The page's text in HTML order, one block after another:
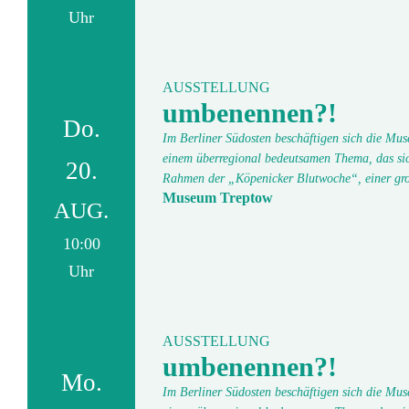
Uhr
Do.
20.
AUG.
10:00
Uhr
AUSSTELLUNG
umbenennen?!
Im Berliner Südosten beschäftigen sich die
einem überregional bedeutsamen Thema, das
Rahmen der „Köpenicker Blutwoche“, einer
Museum Treptow
Mo.
AUSSTELLUNG
umbenennen?!
Im Berliner Südosten beschäftigen sich die